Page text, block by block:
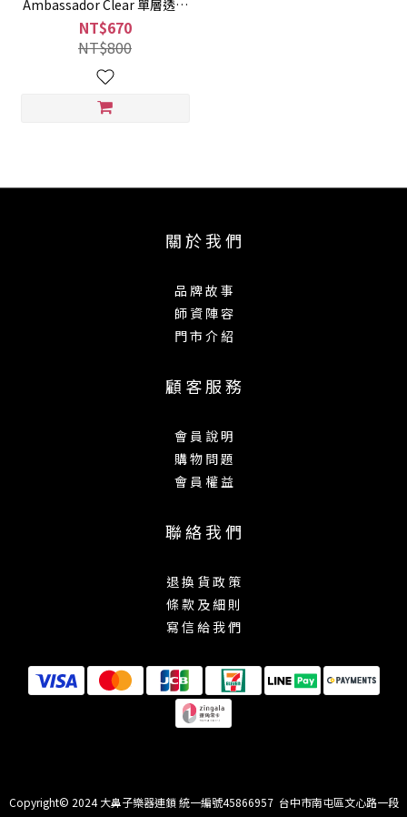
Ambassador Clear 單層透明
小鼓鼓皮
NT$670
NT$800
關 於 我 們
品 牌 故 事
師 資 陣 容
門 市 介 紹
顧 客 服 務
會 員 說 明
購 物 問 題
會 員 權 益
聯 絡 我 們
退 換 貨 政 策
條 款 及 細 則
寫 信 給 我 們
Copyright© 2024 大鼻子樂器連鎖 統一編號45866957 台中市南屯區文心路一段